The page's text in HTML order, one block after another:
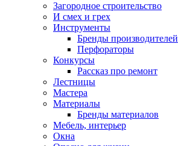
Загородное строительство
И смех и грех
Инструменты
Бренды производителей
Перфораторы
Конкурсы
Рассказ про ремонт
Лестницы
Мастера
Материалы
Бренды материалов
Мебель, интерьер
Окна